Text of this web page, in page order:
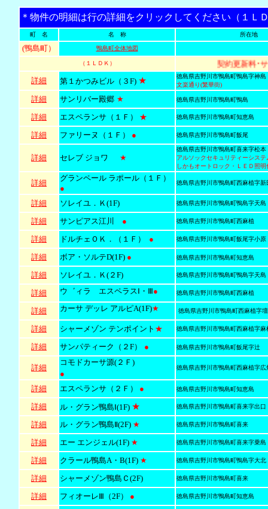
＊物件の明細は行の詳細をクリックしてください （１Ｌ
町 名 名 称 所在地
(鴨島町） 鴨島町全体地図
（１ＬＤＫ）
契約更新料･
詳細
第１かつみビル（３F) ★
徳島県吉野川市鴨島町鴨島字神島
文楽通り(繁華街)
詳細 サンリバー殿郷 ★ 徳島県吉野川市鴨島町鴨島
詳細 エスペランサ（１Ｆ） ★ 徳島県吉野川市鴨島町知恵島
詳細 ファリーヌ（１Ｆ） ● 徳島県吉野川市鴨島町飯尾
詳細 セレブ ジョワ ★
徳島県吉野川市鴨島町喜来字松本
アルソックセキュリティーシステ
しかもオートロック・ＬＥＤ照明
詳細
グランペール ラポール（１Ｆ）
●
徳島県吉野川市鴨島町西麻植字新
詳細 ソレイユ．Ｋ(1F) 徳島県吉野川市鴨島町鴨島字天島
詳細 サンピアス江川 ● 徳島県吉野川市鴨島町西麻植
詳細 ドルチェＯＫ．（１Ｆ） ● 徳島県吉野川市鴨島町飯尾字小原
詳細 ボア・ソルテD(1F) ● 徳島県吉野川市鴨島町知恵島
詳細 ソレイユ．Ｋ(２F) 徳島県吉野川市鴨島町鴨島字天島
詳細 ウ゛ィラ エスペラスⅠ・Ⅲ● 徳島県吉野川市鴨島町西麻植
詳細 カーサ デッレ アルピA(1F)★ 徳島県吉野川市鴨島町西麻植字
詳細 シャーメゾン テンポイント ★ 徳島県吉野川市鴨島町西麻植字麻
詳細 サンパティーク（２F） ● 徳島県吉野川市鴨島町飯尾字辻
詳細
コモドカーサ源(２Ｆ)
●
徳島県吉野川市鴨島町西麻植字広
詳細 エスペランサ（２Ｆ） ● 徳島県吉野川市鴨島町知恵島
詳細 ル・グラン鴨島Ⅰ(1F) ★ 徳島県吉野川市鴨島町喜来字出口
詳細 ル・グラン鴨島Ⅱ(2F) ★ 徳島県吉野川市鴨島町喜来
詳細 エー エンジェル(1F) ★ 徳島県吉野川市鴨島町喜来字乗島
詳細 クラール鴨島A・B(1F) ★ 徳島県吉野川市鴨島町鴨島字大北
詳細 シャーメゾン鴨島Ｃ(2F) 徳島県吉野川市鴨島町喜来
詳細 フィオーレⅢ（2F） ● 徳島県吉野川市鴨島町知恵島